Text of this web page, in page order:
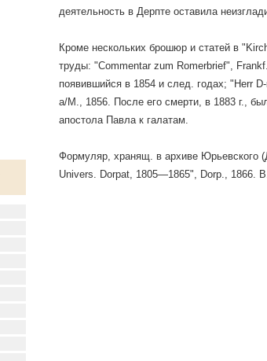
деятельность в Дерпте оставила
Кроме нескольких брошюр и статей в
труды: "Commentar zum Romerbrief",
появившийся в 1854 и след. годах; "Herr
a/M., 1856. После его смерти, в 1883 г.,
апостола Павла к галатам.
Формуляр, хранящ. в архиве Юрьевского
Univers. Dorpat, 1805—1865", Dorp., 1866.